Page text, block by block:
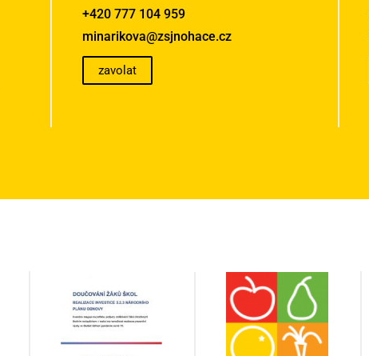
+420 777 104 959
minarikova@zsjnohace.cz
zavolat